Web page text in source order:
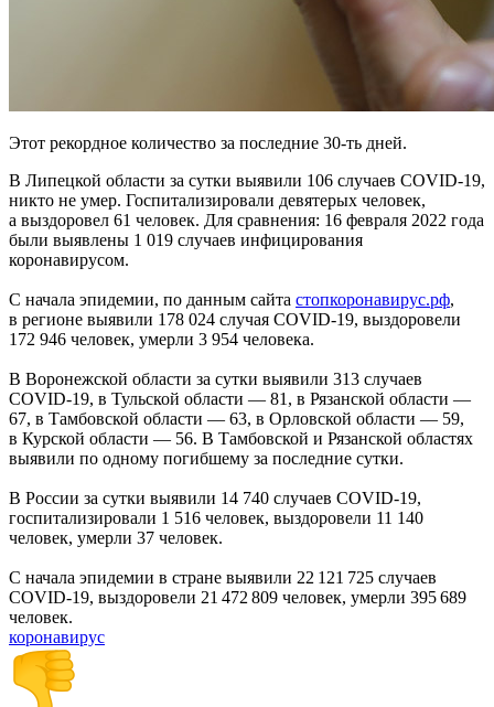
Этот рекордное количество за последние 30-ть дней.
В Липецкой области за сутки выявили 106 случаев COVID-19,
никто не умер. Госпитализировали девятерых человек,
а выздоровел 61 человек. Для сравнения: 16 февраля 2022 года
были выявлены 1 019 случаев инфицирования
коронавирусом.
С начала эпидемии, по данным сайта стопкоронавирус.рф,
в регионе выявили 178 024 случая COVID-19, выздоровели
172 946 человек, умерли 3 954 человека.
В Воронежской области за сутки выявили 313 случаев
COVID-19, в Тульской области — 81, в Рязанской области —
67, в Тамбовской области — 63, в Орловской области — 59,
в Курской области — 56. В Тамбовской и Рязанской областях
выявили по одному погибшему за последние сутки.
В России за сутки выявили 14 740 случаев COVID-19,
госпитализировали 1 516 человек, выздоровели 11 140
человек, умерли 37 человек.
С начала эпидемии в стране выявили 22 121 725 случаев
COVID-19, выздоровели 21 472 809 человек, умерли 395 689
человек.
коронавирус